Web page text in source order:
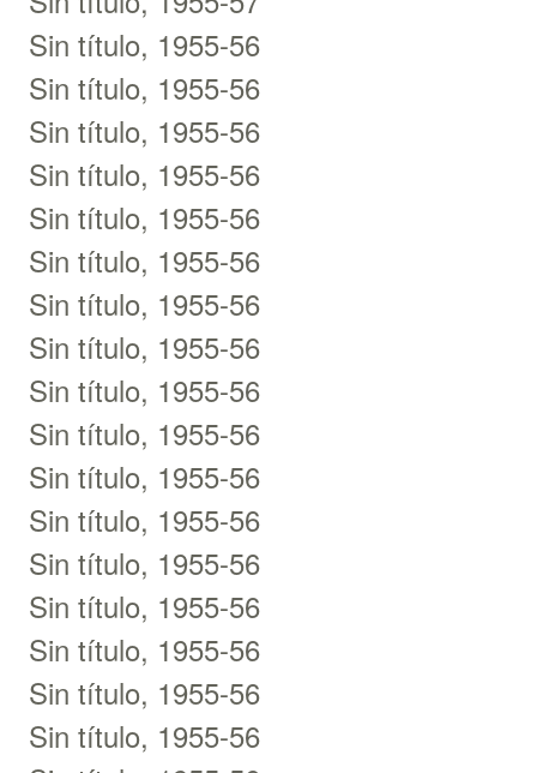
Sin título, 1955-56
Sin título, 1955-56
Sin título, 1955-56
Sin título, 1955-56
Sin título, 1955-56
Sin título, 1955-56
Sin título, 1955-56
Sin título, 1955-56
Sin título, 1955-56
Sin título, 1955-56
Sin título, 1955-56
Sin título, 1955-56
Sin título, 1955-56
Sin título, 1955-56
Sin título, 1955-56
Sin título, 1955-56
Sin título, 1955-56